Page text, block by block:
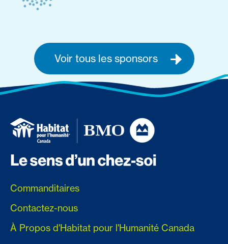
Voir tous les sponsors
Commanditaires
Contactez-nous
À Propos d'Habitat pour l'Humanité Canada